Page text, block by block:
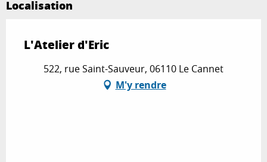
Localisation
L'Atelier d'Eric
522, rue Saint-Sauveur, 06110 Le Cannet
M'y rendre